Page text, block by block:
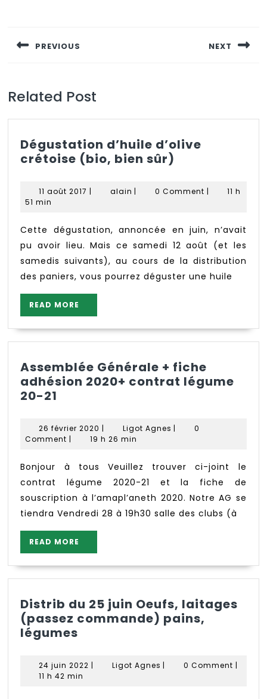
l’article
PREVIOUS NEXT
Related Post
Dégustation d’huile d’olive
crétoise (bio, bien sûr)
d’olive
bien
sûr)
11 août 2017 11| alain alain
| 0 Comment |
11 h
51 min
Cette dégustation, annoncée en juin, n’avait
pu avoir lieu. Mais ce samedi 12 août (et les
samedis suivants), au cours de la distribution
des paniers, vous pourrez déguster une huile
READ MORE
MORE
Assemblée Générale + fiche
adhésion 2020+ contrat légume
20-21
+
fiche
2020+
contrat
légume
20-
26 février 2020 26
février
| Ligot Agnes Ligot
|
0
Comment | 19 h 26 min
Bonjour à tous Veuillez trouver ci-joint le
contrat légume 2020-21 et la fiche de
souscription à l’amapl’aneth 2020. Notre AG se
tiendra Vendredi 28 à 19h30 salle des clubs (à
READ MORE
MORE
Distrib du 25 juin Oeufs, laitages
(passez commande) pains,
légumes
25
juin
24 juin 2022 24
| Ligot Agnes Ligot
| 0 Comment |
11 h 42 min